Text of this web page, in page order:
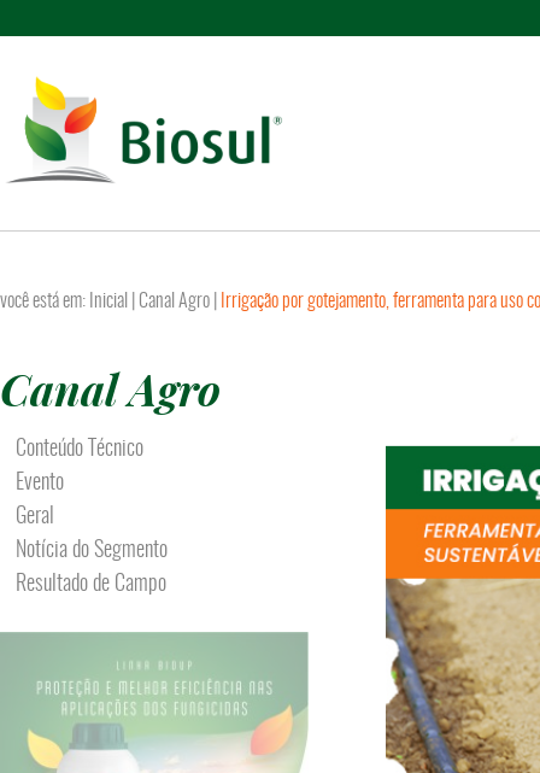
você está em: Inicial Canal Agro Irrigação por gotejamento, ferramenta para uso
Canal Agro
Conteúdo Técnico
Evento
Geral
Notícia do Segmento
Resultado de Campo